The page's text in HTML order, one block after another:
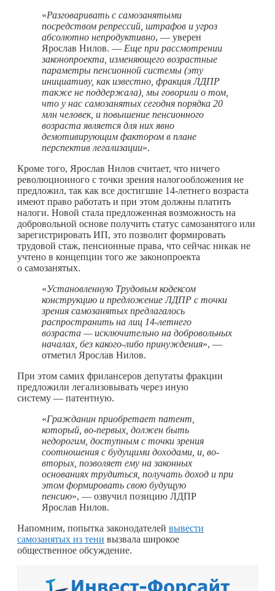
«Разговаривать с самозанятыми
посредством репрессий, штрафов и угроз
абсолютно непродуктивно, — уверен
Ярослав Нилов. — Еще при рассмотрении
законопроекта, изменяющего возрастные
параметры пенсионной системы (эту
инициативу, как известно, фракция ЛДПР
также не поддержала), мы говорили о том,
что у нас самозанятых сегодня порядка 20
млн человек, и повышение пенсионного
возраста является для них явно
демотивирующим фактором в плане
перспектив легализации».
Кроме того, Ярослав Нилов считает, что ничего
революционного с точки зрения налогообложения не
предложил, так как все достигшие 14-летнего возраста
имеют право работать и при этом должны платить
налоги. Новой стала предложенная возможность на
добровольной основе получить статус самозанятого или
зарегистрировать ИП, это позволит формировать
трудовой стаж, пенсионные права, что сейчас никак не
учтено в концепции того же законопроекта
о самозанятых.
«Установленную Трудовым кодексом
конструкцию и предложение ЛДПР с точки
зрения самозанятых предлагалось
распространить на лиц 14-летнего
возраста — исключительно на добровольных
началах, без какого-либо принуждения», —
отметил Ярослав Нилов.
При этом самих фрилансеров депутаты фракции
предложили легализовывать через иную
систему — патентную.
«Гражданин приобретает патент,
который, во-первых, должен быть
недорогим, доступным с точки зрения
соотношения с будущими доходами, и, во-
вторых, позволяет ему на законных
основаниях трудиться, получать доход и при
этом формировать свою будущую
пенсию», — озвучил позицию ЛДПР
Ярослав Нилов.
Напомним, попытка законодателей вывести
самозанятых из тени вызвала широкое
общественное обсуждение.